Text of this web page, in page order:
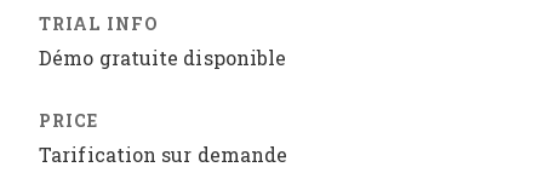
Démo gratuite disponible
Tarification sur demande